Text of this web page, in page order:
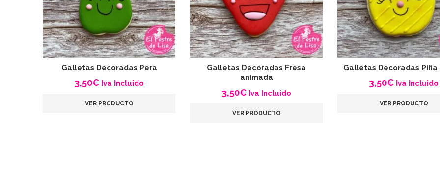
Galletas Decoradas Pera
3,50€ Iva Incluido
VER PRODUCTO
Galletas Decoradas Fresa
animada
3,50€ Iva Incluido
VER PRODUCTO
Galletas Decoradas Piña
3,50€ Iva Incluido
VER PRODUCTO